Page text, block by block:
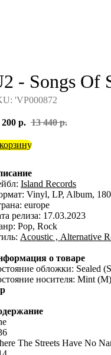
- Songs Of
'VP000872
200 р. 13 440 р.
Island Records
Vinyl, LP, Album,
europe
релиза: 17.03.2023
Pop, Rock
Acoustic , Alternative
о товаре
обложки: Sealed
носителя: Mint (M)
The Streets Have No